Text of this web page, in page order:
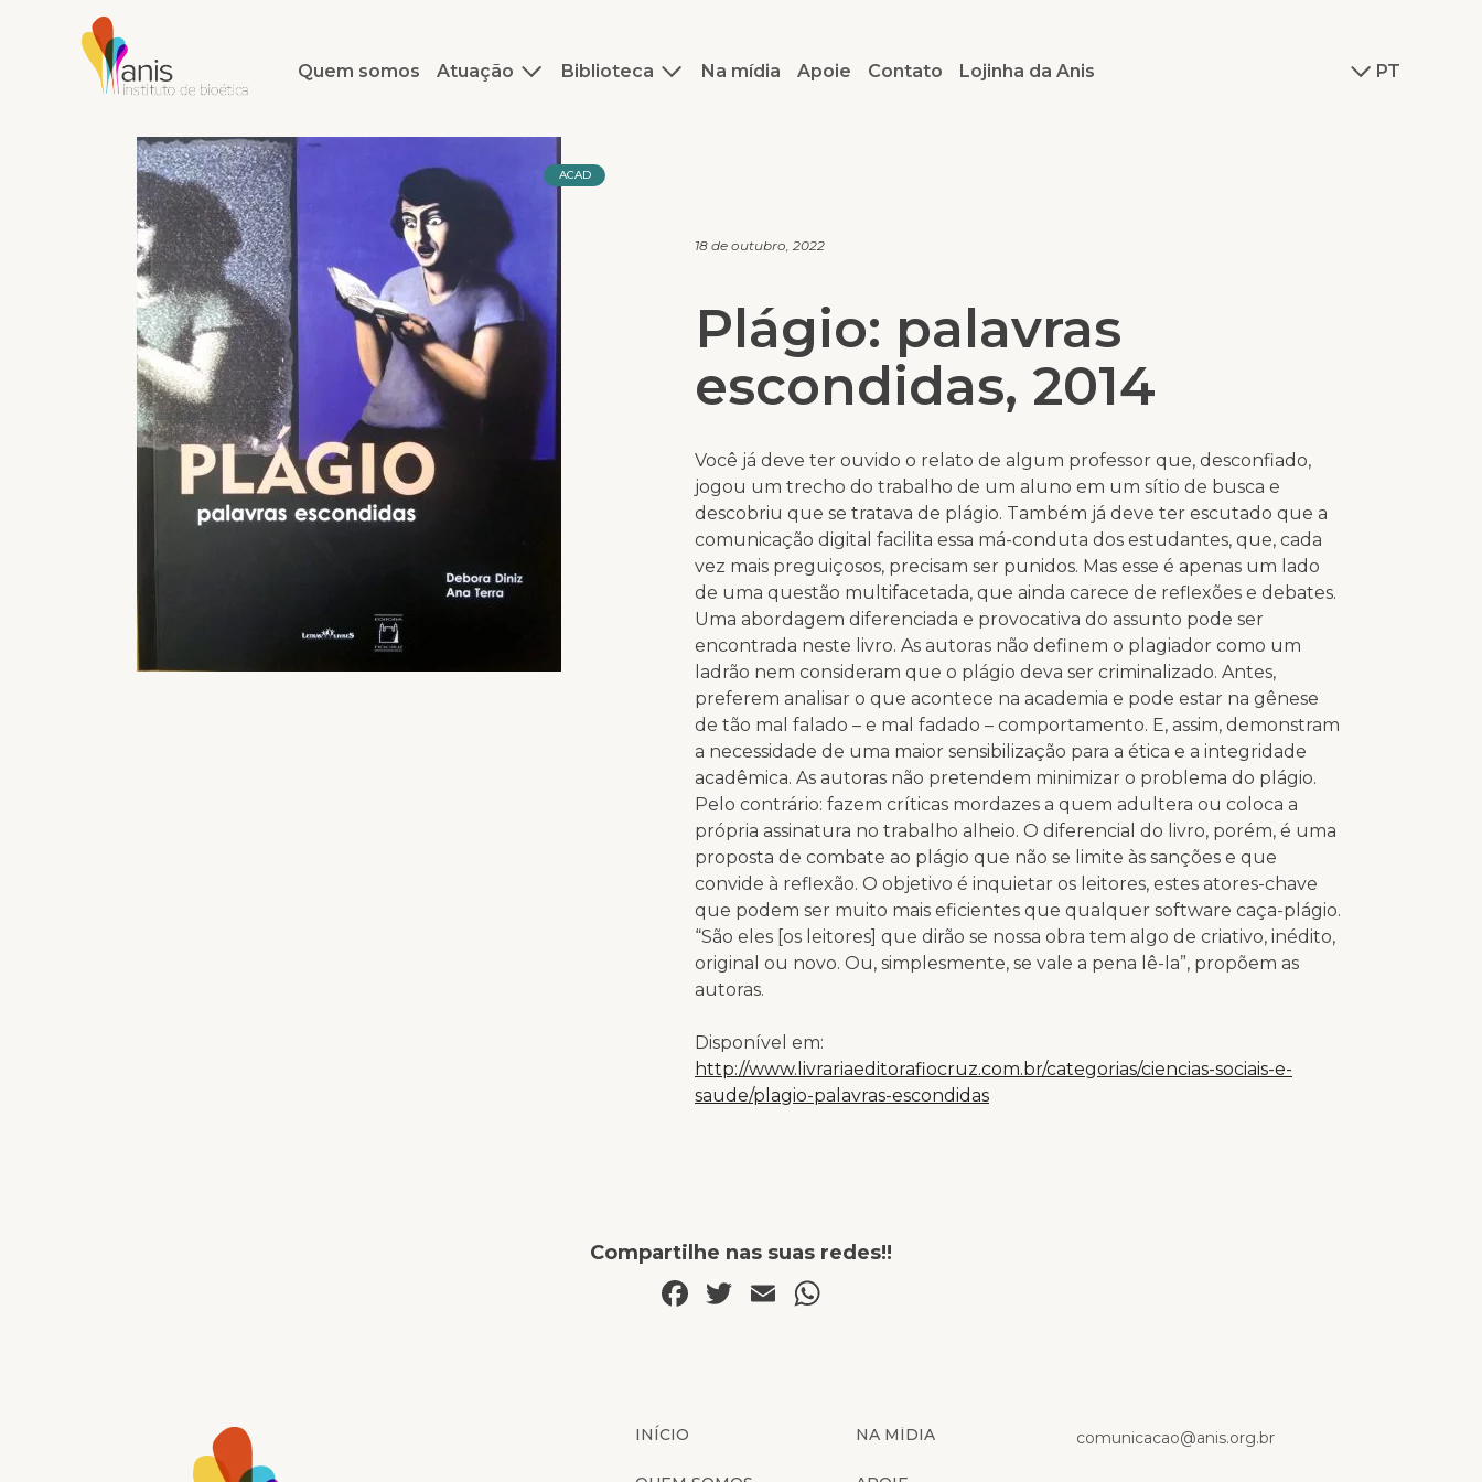
Quem somos Atuação Biblioteca Na mídia Apoie Contato Lojinha da Anis PT
ACAD
18 de outubro, 2022
Plágio: palavras
escondidas, 2014
Você já deve ter ouvido o relato de algum professor que, desconfiado,
jogou um trecho do trabalho de um aluno em um sítio de busca e
descobriu que se tratava de plágio. Também já deve ter escutado que a
comunicação digital facilita essa má-conduta dos estudantes, que, cada
vez mais preguiçosos, precisam ser punidos. Mas esse é apenas um lado
de uma questão multifacetada, que ainda carece de reflexões e debates.
Uma abordagem diferenciada e provocativa do assunto pode ser
encontrada neste livro. As autoras não definem o plagiador como um
ladrão nem consideram que o plágio deva ser criminalizado. Antes,
preferem analisar o que acontece na academia e pode estar na gênese
de tão mal falado – e mal fadado – comportamento. E, assim, demonstram
a necessidade de uma maior sensibilização para a ética e a integridade
acadêmica. As autoras não pretendem minimizar o problema do plágio.
Pelo contrário: fazem críticas mordazes a quem adultera ou coloca a
própria assinatura no trabalho alheio. O diferencial do livro, porém, é uma
proposta de combate ao plágio que não se limite às sanções e que
convide à reflexão. O objetivo é inquietar os leitores, estes atores-chave
que podem ser muito mais eficientes que qualquer software caça-plágio.
“São eles [os leitores] que dirão se nossa obra tem algo de criativo, inédito,
original ou novo. Ou, simplesmente, se vale a pena lê-la”, propõem as
autoras.
Disponível em:
http://www.livrariaeditorafiocruz.com.br/categorias/ciencias-sociais-e-
saude/plagio-palavras-escondidas
Compartilhe nas suas redes!!
Facebook
Twitter
Email
INÍCIO NA MÍDIA comunicacao@anis.org.br